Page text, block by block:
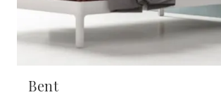
Bent